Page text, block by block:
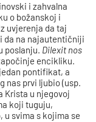
i zahvalna
o božanskoj i
uvjerenja da taj
da na najautentičniji
poslanju. Dilexit nos
encikliku.
pontifikat, a
nas prvi ljubio (usp.
Krista u njegovoj
koji tuguju,
u svima s kojima se